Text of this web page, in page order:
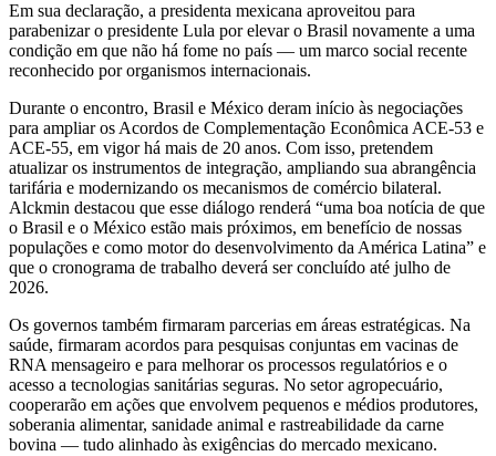
Em sua declaração, a presidenta mexicana aproveitou para
parabenizar o presidente Lula por elevar o Brasil novamente a uma
condição em que não há fome no país — um marco social recente
reconhecido por organismos internacionais.
Durante o encontro, Brasil e México deram início às negociações
para ampliar os Acordos de Complementação Econômica ACE‑53 e
ACE‑55, em vigor há mais de 20 anos. Com isso, pretendem
atualizar os instrumentos de integração, ampliando sua abrangência
tarifária e modernizando os mecanismos de comércio bilateral.
Alckmin destacou que esse diálogo renderá “uma boa notícia de que
o Brasil e o México estão mais próximos, em benefício de nossas
populações e como motor do desenvolvimento da América Latina” e
que o cronograma de trabalho deverá ser concluído até julho de
2026.
Os governos também firmaram parcerias em áreas estratégicas. Na
saúde, firmaram acordos para pesquisas conjuntas em vacinas de
RNA mensageiro e para melhorar os processos regulatórios e o
acesso a tecnologias sanitárias seguras. No setor agropecuário,
cooperarão em ações que envolvem pequenos e médios produtores,
soberania alimentar, sanidade animal e rastreabilidade da carne
bovina — tudo alinhado às exigências do mercado mexicano.